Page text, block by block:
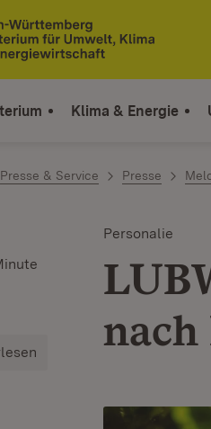
Klima & Energie
Presse & Service Presse
Personalie